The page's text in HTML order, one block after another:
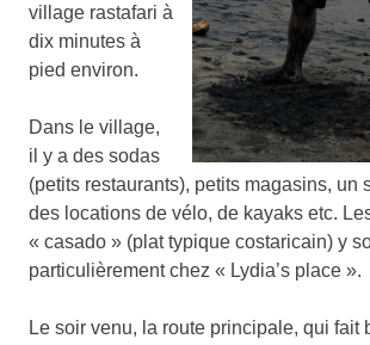
village rastafari à
dix minutes à
pied environ.
Dans le village,
il y a des sodas
(petits restaurants), petits magasins, un
des locations de vélo, de kayaks etc.
« casado » (plat typique costaricain) y
particulièrement chez « Lydia’s place ».
Le soir venu, la route principale, qui fait